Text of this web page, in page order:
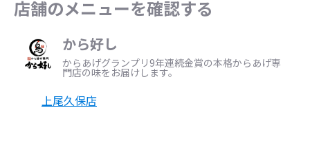
店舗のメニューを確認する
から好し
からあげグランプリ9年連続金賞の本格からあげ専
門店の味をお届けします。
上尾久保店